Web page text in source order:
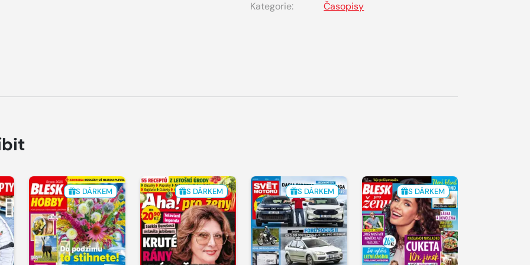
Kategorie: Časopisy
S DÁRKEM S DÁRKEM S DÁRKEM S DÁRKEM